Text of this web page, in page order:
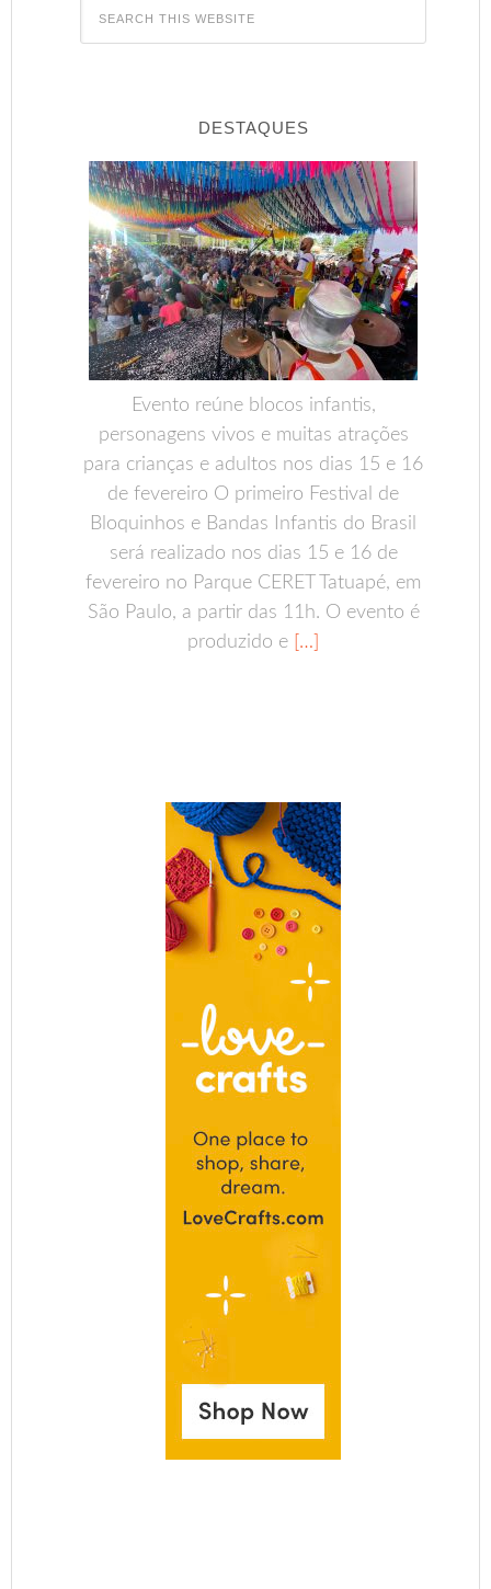
DESTAQUES
Evento reúne blocos infantis,
personagens vivos e muitas atrações
para crianças e adultos nos dias 15 e 16
de fevereiro O primeiro Festival de
Bloquinhos e Bandas Infantis do Brasil
será realizado nos dias 15 e 16 de
fevereiro no Parque CERET Tatuapé, em
São Paulo, a partir das 11h. O evento é
produzido e […]